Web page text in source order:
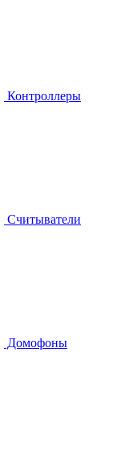
Контроллеры
Считыватели
Домофоны